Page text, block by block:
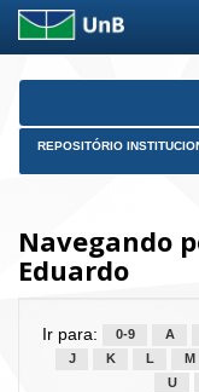
Skip
REPOSITÓRIO
Navegando
Eduardo
Ir para: 0-9 A
J
K L M
U